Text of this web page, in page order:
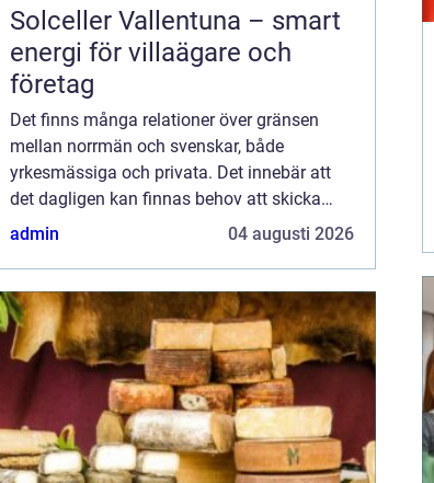
Solceller Vallentuna – smart
energi för villaägare och
företag
Det finns många relationer över gränsen
mellan norrmän och svenskar, både
yrkesmässiga och privata. Det innebär att
det dagligen kan finnas behov att skicka
leveranser mellan länderna. Att skicka paket
admin 04 augusti 2026